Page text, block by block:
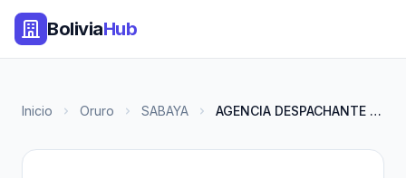
BoliviaHub
Inicio Oruro SABAYA AGENCIA DESPACHANTE DE ADUANA...